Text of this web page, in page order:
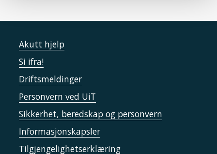
Akutt hjelp
Si ifra!
Driftsmeldinger
Personvern ved UiT
Sikkerhet, beredskap og personvern
Informasjonskapsler
Tilgjengelighetserklæring